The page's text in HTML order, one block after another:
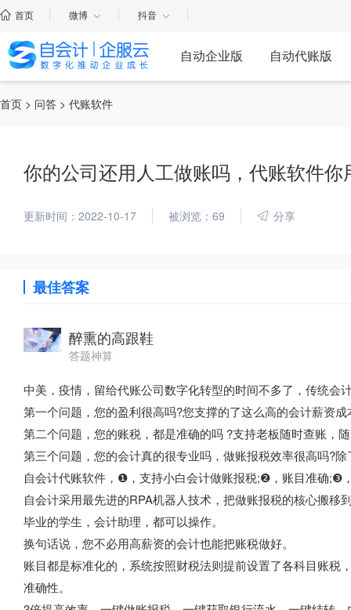
首页 微博 抖音
自动企业版 自动代账版
首页 > 问答 > 代账软件
你的公司还用人工做账吗，代账软件你
更新时间：2022-10-17 被浏览：69 分享
最佳答案
醉熏的高跟鞋
答题神算
中美，疫情，留给代账公司数字化转型的时间不多了，传统会
第一个问题，您的盈利很高吗?您支撑的了这么高的会计薪资成
第二个问题，您的账税，都是准确的吗 ?支持老板随时查账，
第三个问题，您的会计真的很专业吗，做账报税效率很高吗?
自会计代账软件，❶，支持小白会计做账报税;❷，账目准确;❸
自会计采用最先进的RPA机器人技术，把做账报税的核心搬
毕业的学生，会计助理，都可以操作。
换句话说，您不必用高薪资的会计也能把账税做好。
账目都是标准化的，系统按照财税法则提前设置了各科目账
准确性。